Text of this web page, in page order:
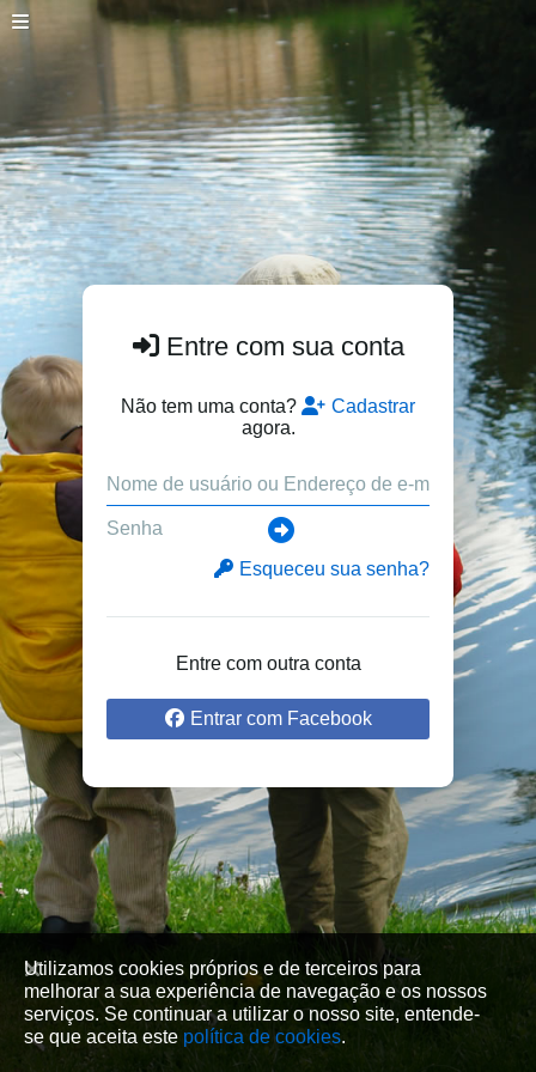
Entre com sua conta
Não tem uma conta?
Cadastrar
agora.
Esqueceu sua senha?
Entre com outra conta
Entrar com Facebook
Utilizamos cookies próprios e de terceiros para
melhorar a sua experiência de navegação e os nossos
serviços. Se continuar a utilizar o nosso site, entende-
se que aceita este política de cookies.